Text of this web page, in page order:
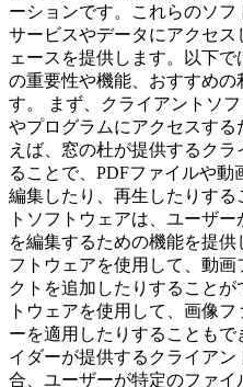
ーションです。これらのソ
サービスやデータにアクセ
ェースを提供します。以下
の重要性や機能、おすすめの
す。 まず、クライアントソ
やプログラムにアクセスす
えば、窓の杜が提供するク
ることで、PDFファイルや
編集したり、再生したりす
トソフトウェアは、ユーザ
を編集するための機能を提
フトウェアを使用して、動
クトを追加したりすること
トウェアを使用して、画像
ーを適用したりすることも
イダーが提供するクライア
合、ユーザーが特定のファ